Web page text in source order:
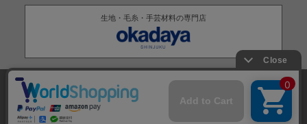
生地・毛糸・手芸材料の専門店
株式会社オカダヤ
特定商取引法に基づく表記 プライバシーポリシー サイトマップ